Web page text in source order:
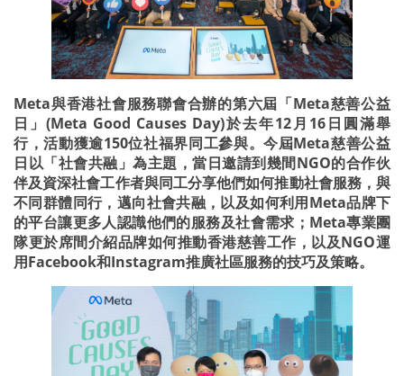
Meta與香港社會服務聯會合辦的第六屆「Meta慈善公益
日」(Meta Good Causes Day)於去年12月16日圓滿舉
行，活動獲逾150位社福界同工參與。今屆Meta慈善公益
日以「社會共融」為主題，當日邀請到幾間NGO的合作伙
伴及資深社會工作者與同工分享他們如何推動社會服務，與
不同群體同行，邁向社會共融，以及如何利用Meta品牌下
的平台讓更多人認識他們的服務及社會需求；Meta專業團
隊更於席間介紹品牌如何推動香港慈善工作，以及NGO運
用Facebook和Instagram推廣社區服務的技巧及策略。